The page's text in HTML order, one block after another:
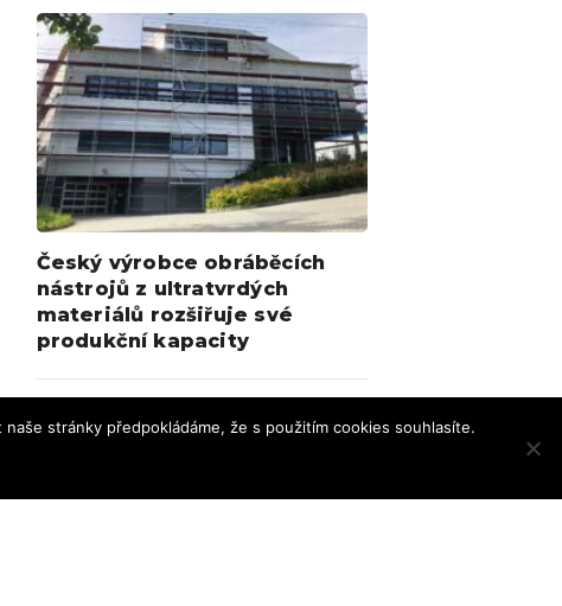
Český výrobce obráběcích
nástrojů z ultratvrdých
materiálů rozšiřuje své
produkční kapacity
stránky předpokládáme, že s použitím cookies souhlasíte.